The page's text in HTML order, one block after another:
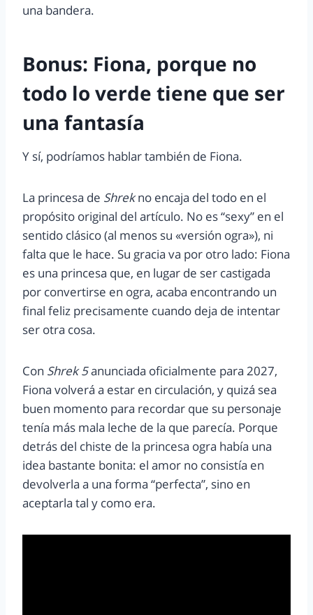
una bandera.
Bonus: Fiona, porque no
todo lo verde tiene que ser
una fantasía
Y sí, podríamos hablar también de Fiona.
La princesa de Shrekno encaja del todo en el
propósito original del artículo. No es “sexy” en el
sentido clásico (al menos su «versión ogra»), ni
falta que le hace. Su gracia va por otro lado: Fiona
es una princesa que, en lugar de ser castigada
por convertirse en ogra, acaba encontrando un
final feliz precisamente cuando deja de intentar
ser otra cosa.
Con Shrek 5anunciada oficialmente para 2027,
Fiona volverá a estar en circulación, y quizá sea
buen momento para recordar que su personaje
tenía más mala leche de la que parecía. Porque
detrás del chiste de la princesa ogra había una
idea bastante bonita: el amor no consistía en
devolverla a una forma “perfecta”, sino en
aceptarla tal y como era.